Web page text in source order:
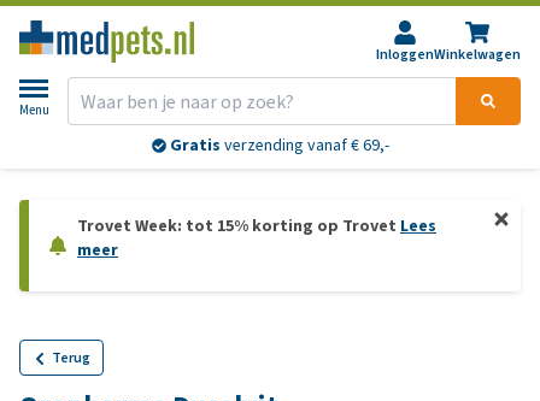
InloggenWinkelwagen
Menu
Gratis verzending vanaf € 69,-
Trovet Week: tot 15% korting op Trovet Lees
meer
Terug